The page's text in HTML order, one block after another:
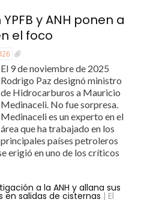
y ANH ponen a
el foco
El 9 de noviembre de 2025
Rodrigo Paz designó ministro
de Hidrocarburos a Mauricio
Medinaceli. No fue sorpresa.
Medinaceli es un experto en el
área que ha trabajado en los
principales países petroleros
erigió en uno de los críticos
a la ANH y allana sus
en salidas de cisternas | El